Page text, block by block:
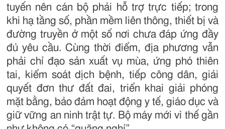
tuyến nên cán bộ phải hỗ trợ trực tiếp; trong
khi hạ tầng số, phần mềm liên thông, thiết bị và
đường truyền ở một số nơi chưa đáp ứng đầy
đủ yêu cầu. Cùng thời điểm, địa phương vẫn
phải chỉ đạo sản xuất vụ mùa, ứng phó thiên
tai, kiểm soát dịch bệnh, tiếp công dân, giải
quyết đơn thư đất đai, triển khai giải phóng
mặt bằng, bảo đảm hoạt động y tế, giáo dục và
giữ vững an ninh trật tự. Bộ máy mới vì thế gần